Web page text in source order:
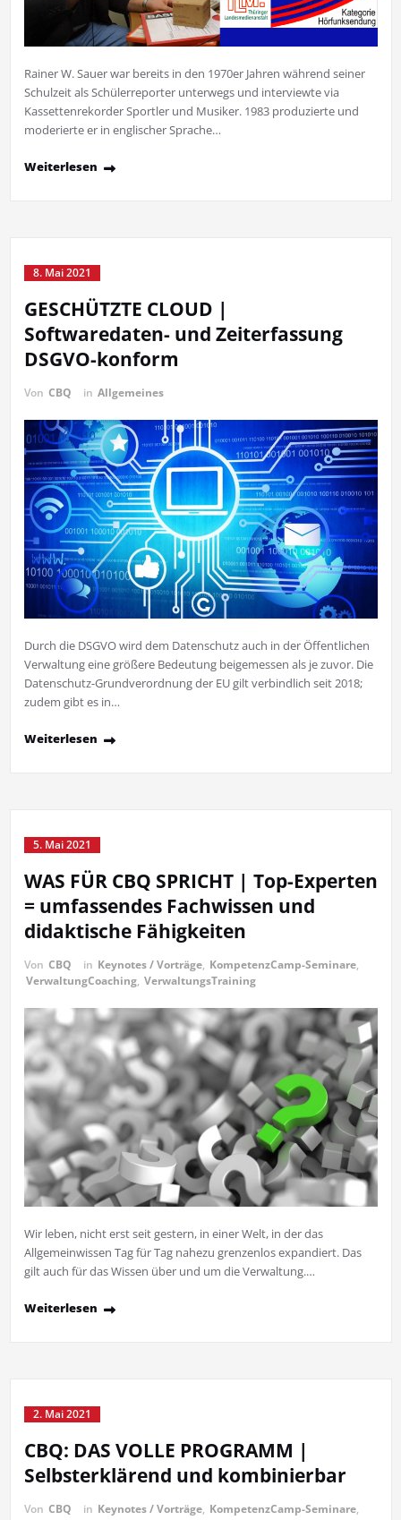
Rainer W. Sauer war bereits in den 1970er Jahren während seiner
Schulzeit als Schülerreporter unterwegs und interviewte via
Kassettenrekorder Sportler und Musiker. 1983 produzierte und
moderierte er in englischer Sprache…
Weiterlesen
8. Mai 2021
GESCHÜTZTE CLOUD |
Softwaredaten- und Zeiterfassung
DSGVO-konform
Von CBQ in Allgemeines
Durch die DSGVO wird dem Datenschutz auch in der Öffentlichen
Verwaltung eine größere Bedeutung beigemessen als je zuvor. Die
Datenschutz-Grundverordnung der EU gilt verbindlich seit 2018;
zudem gibt es in…
Weiterlesen
5. Mai 2021
WAS FÜR CBQ SPRICHT | Top-Experten
= umfassendes Fachwissen und
didaktische Fähigkeiten
Von CBQ in Keynotes / Vorträge, KompetenzCamp-Seminare,
VerwaltungCoaching, VerwaltungsTraining
Wir leben, nicht erst seit gestern, in einer Welt, in der das
Allgemeinwissen Tag für Tag nahezu grenzenlos expandiert. Das
gilt auch für das Wissen über und um die Verwaltung.…
Weiterlesen
2. Mai 2021
CBQ: DAS VOLLE PROGRAMM |
Selbsterklärend und kombinierbar
Von CBQ in Keynotes / Vorträge, KompetenzCamp-Seminare,